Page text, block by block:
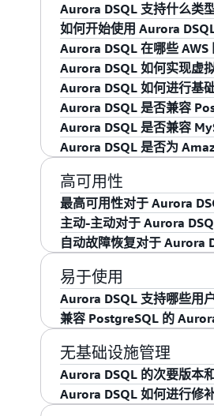
Amazon Aurora DSQL
求，多区域可用性高达
使用的开发人员体验。
Aurora DSQL 支持什么类
Aurora DSQL 针对事务
如何开始使用 Aurora DSQL
只需在Aurora DSQL 控
问用户指南。
Aurora DSQL 在哪些 AWS
目前，Aurora DSQL 已
亚州北部）、美国东部
区（东京）、亚太地区
黎），即将在更多区域
Aurora DSQL 如何实现虚
Aurora DSQL 分布式架
作负载需求，无需任何
以及向外/向内扩展，几
况下快速部署每个组件
Aurora DSQL 如何进行基
Aurora DSQL 无需升级
以满足任何工作负载的
Aurora DSQL 是否兼容
是的，Aurora DSQL 兼
兼容版页面，以详细了
Aurora DSQL 是否兼容
否，Aurora DSQL 不兼
Aurora DSQL 是否为
否，Aurora DSQL 是
MySQL 提供多种附加
Aurora Limitless
扩展功能。
高可用性
最高可用性对于 Aurora
最高可用性意味着
性，以帮助确保您的应
主动-主动对于 Aurora
主动-主动意味着即使
可以继续以高度一致的
自动故障恢复对于 Aurora
使用 Aurora DSQL，无
容错能力，配备自动负
我修复功能，以纠正组
易于使用
Aurora DSQL 支持哪些用
Aurora DSQL 使用AWS
与 PostgreSQL 兼容的
兼容 PostgreSQL 的
这意味着 Aurora DSQL
能返回相同的查询结果
程序和工具，只需稍微
兼容版页面。
无基础设施管理
Aurora DSQL 的次要版本
Aurora SQL 会自动管
Aurora DSQL 如何进行修补